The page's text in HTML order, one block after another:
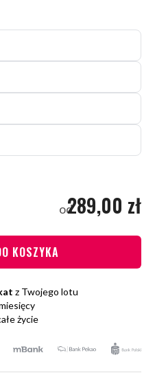
od289,00 zł
KOSZYKA
z Twojego lotu
życie